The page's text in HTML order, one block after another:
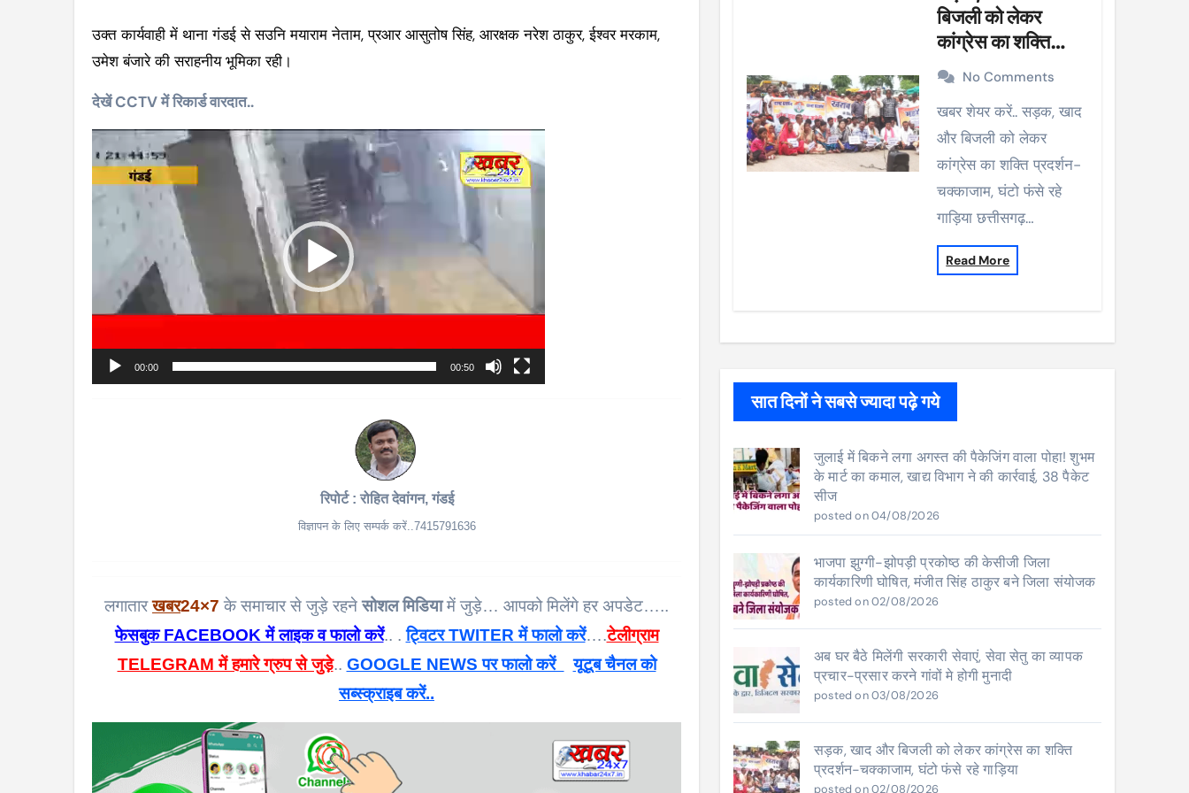
उक्त कार्यवाही में थाना गंडई से सउनि मयाराम नेताम, प्रआर आसुतोष सिंह, आरक्षक नरेश ठाकुर, ईश्वर मरकाम,
उमेश बंजारे की सराहनीय भूमिका रही।
देखें CCTV में रिकार्ड वारदात..
Player
00:00 00:50
रिपोर्ट : रोहित देवांगन, गंडई
विज्ञापन के लिए सम्पर्क करें..7415791636
लगातारखबर24×7 के समाचार से जुड़े रहनेसोशल मिडियामें जुड़े… आपको मिलेंगे हर अपडेट…..
फेसबुक FACEBOOK में लाइक व फालो करें.. .ट्विटर TWITER में फालो करें….टेलीग्राम
TELEGRAM में हमारे ग्रुप से जुड़े.. GOOGLE NEWS पर फालो करें
यूटूब चैनल को
सब्स्क्राइब करें..
बिजली को लेकर
कांग्रेस का शक्ति
प्रदर्शन-चक्काजाम,
घंटो फंसे रहे गाड़िया
No Comments
खबर शेयर करें.. सड़क, खाद
और बिजली को लेकर
कांग्रेस का शक्ति प्रदर्शन-
चक्काजाम, घंटो फंसे रहे
गाड़िया छत्तीसगढ़…
Read More
सात दिनों ने सबसे ज्यादा पढ़े गये
जुलाई में बिकने लगा अगस्त की पैकेजिंग वाला पोहा! शुभम
के मार्ट का कमाल, खाद्य विभाग ने की कार्रवाई, 38 पैकेट
सीज
posted on 04/08/2026
भाजपा झुग्गी-झोपड़ी प्रकोष्ठ की केसीजी जिला
कार्यकारिणी घोषित, मंजीत सिंह ठाकुर बने जिला संयोजक
posted on 02/08/2026
अब घर बैठे मिलेंगी सरकारी सेवाएं, सेवा सेतु का व्यापक
प्रचार-प्रसार करने गांवों मे होगी मुनादी
posted on 03/08/2026
सड़क, खाद और बिजली को लेकर कांग्रेस का शक्ति
प्रदर्शन-चक्काजाम, घंटो फंसे रहे गाड़िया
posted on 02/08/2026